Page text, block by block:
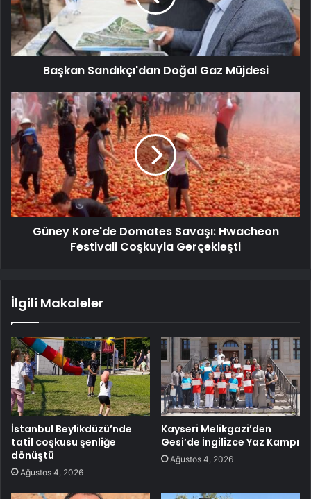
Başkan Sandıkçı'dan Doğal Gaz Müjdesi
Güney Kore'de Domates Savaşı: Hwacheon
Festivali Coşkuyla Gerçekleşti
İlgili Makaleler
İstanbul Beylikdüzü’nde
tatil coşkusu şenliğe
dönüştü
Ağustos 4, 2026
Kayseri Melikgazi’den
Gesi’de İngilizce Yaz Kampı
Ağustos 4, 2026